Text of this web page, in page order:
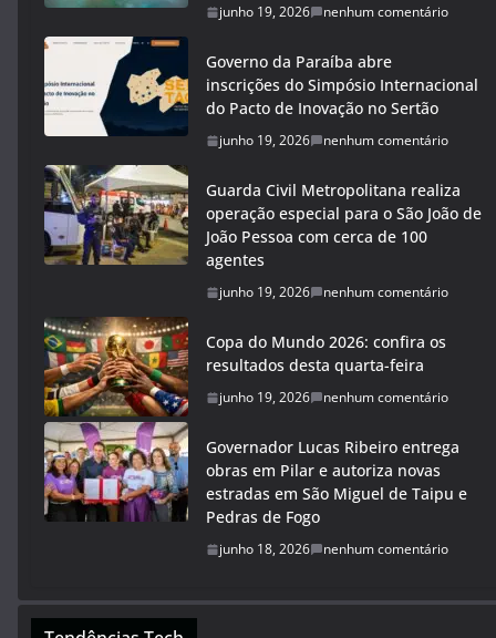
junho 19, 2026 nenhum comentário
Governo da Paraíba abre
inscrições do Simpósio Internacional
do Pacto de Inovação no Sertão
junho 19, 2026 nenhum comentário
Guarda Civil Metropolitana realiza
operação especial para o São João de
João Pessoa com cerca de 100
agentes
junho 19, 2026 nenhum comentário
Copa do Mundo 2026: confira os
resultados desta quarta-feira
junho 19, 2026 nenhum comentário
Governador Lucas Ribeiro entrega
obras em Pilar e autoriza novas
estradas em São Miguel de Taipu e
Pedras de Fogo
junho 18, 2026 nenhum comentário